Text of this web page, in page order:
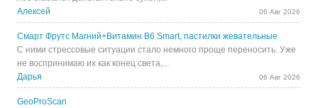
Алексей
06 Авг 2026
Смарт Фрутс Магний+Витамин В6 Smart, пастилки жевательные
С ними стрессовые ситуации стало немного проще переносить. Уже
не воспринимаю их как конец света,...
Дарья
06 Авг 2026
GeoProScan